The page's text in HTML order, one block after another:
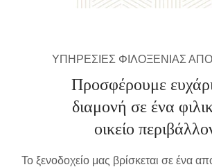
ΥΠΗΡΕΣΙΕΣ ΦΙΛΟΞΕΝΙΑΣ
Προσφέρουμε
διαμονή σε ένα
οικείο
Το ξενοδοχείο μας βρίσκεται σε ένα